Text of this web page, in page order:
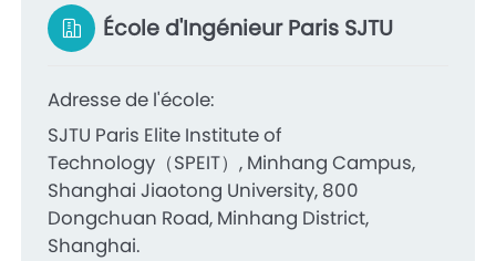
École d'Ingénieur Paris SJTU
Adresse de l'école:
SJTU Paris Elite Institute of
Technology（SPEIT）, Minhang Campus,
Shanghai Jiaotong University, 800
Dongchuan Road, Minhang District,
Shanghai.